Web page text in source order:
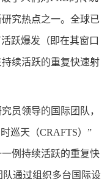
究热点之一。全球已
跃爆发（即在其窗口
续活跃的重复快速射
员领导的国际团队，
巡天（CRAFTS）”
例持续活跃的重复快
队通过组织多台国际设